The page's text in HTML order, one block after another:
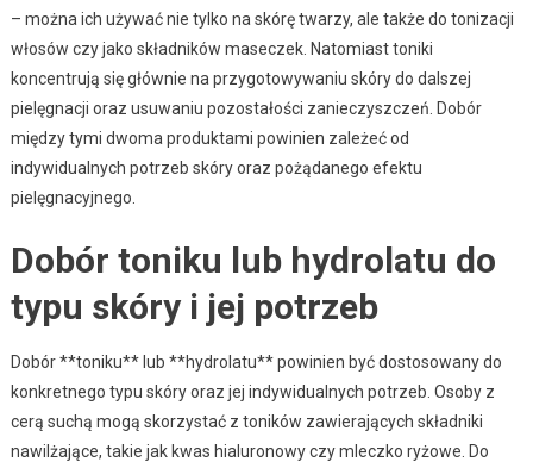
– można ich używać nie tylko na skórę twarzy, ale także do tonizacji
włosów czy jako składników maseczek. Natomiast toniki
koncentrują się głównie na przygotowywaniu skóry do dalszej
pielęgnacji oraz usuwaniu pozostałości zanieczyszczeń. Dobór
między tymi dwoma produktami powinien zależeć od
indywidualnych potrzeb skóry oraz pożądanego efektu
pielęgnacyjnego.
Dobór toniku lub hydrolatu do
typu skóry i jej potrzeb
Dobór **toniku** lub **hydrolatu** powinien być dostosowany do
konkretnego typu skóry oraz jej indywidualnych potrzeb. Osoby z
cerą suchą mogą skorzystać z toników zawierających składniki
nawilżające, takie jak kwas hialuronowy czy mleczko ryżowe. Do